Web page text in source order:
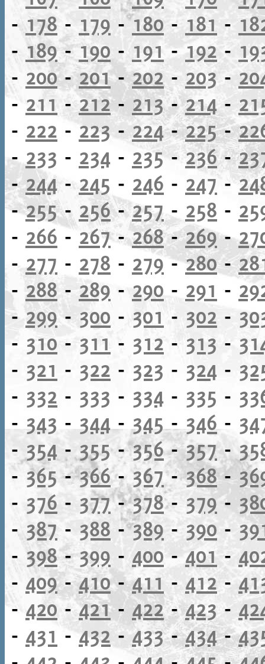
-178 -179 -180 - 181 -
- 189-190 - 191-192 -
- 200-201-202 - 203-
- 211 -212- 213-214-
- 222 -223 -224-225-
- 233 - 234 - 235-236-
-244-245 - 246 - 247-
-255- 256-257- 258 -
- 266 - 267-268-269-
-277 - 278 - 279-280-
- 288 -289 - 290 - 291 -
-299-300 - 301 - 302 -
- 310 - 311 - 312 - 313 -
- 321 - 322 - 323 - 324 -
- 332 - 333 - 334 - 335 -
- 343 -344-345-346-
- 354 - 355-356-357-
- 365-366-367-368-
- 376 - 377-378- 379-
- 387 - 388 -389- 390 -
- 398-399 - 400-401 -
- 409-410-411 - 412 -
- 420 -421-422-423-
- 431 -432 -433-434-